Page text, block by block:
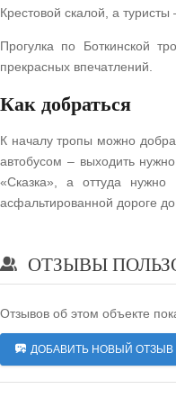
Крестовой скалой, а
Прогулка по Боткинской
прекрасных впечатлений.
Как добраться
К началу тропы можно
автобусом – выходить
«Сказка», а оттуда
асфальтированной дороге
ОТЗЫВЫ
Отзывов об этом объекте
ДОБАВИТЬ НОВЫЙ ОТЗЫВ